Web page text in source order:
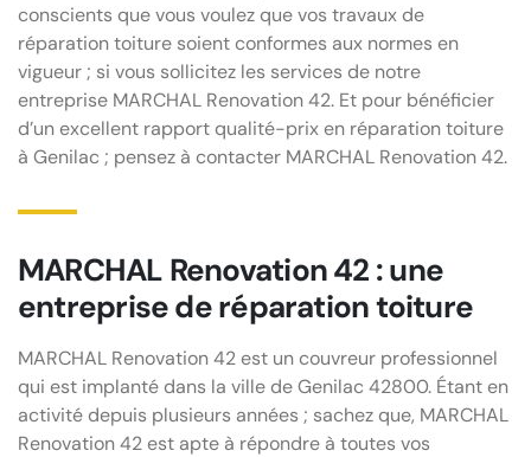
conscients que vous voulez que vos travaux de
réparation toiture soient conformes aux normes en
vigueur ; si vous sollicitez les services de notre
entreprise MARCHAL Renovation 42. Et pour bénéficier
d’un excellent rapport qualité-prix en réparation toiture
à Genilac ; pensez à contacter MARCHAL Renovation 42.
MARCHAL Renovation 42 : une
entreprise de réparation toiture
MARCHAL Renovation 42 est un couvreur professionnel
qui est implanté dans la ville de Genilac 42800. Étant en
activité depuis plusieurs années ; sachez que, MARCHAL
Renovation 42 est apte à répondre à toutes vos